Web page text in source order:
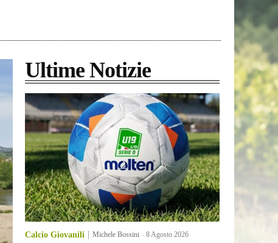
Ultime Notizie
Calcio Giovanili Michele Bossini -8 Agosto 2026